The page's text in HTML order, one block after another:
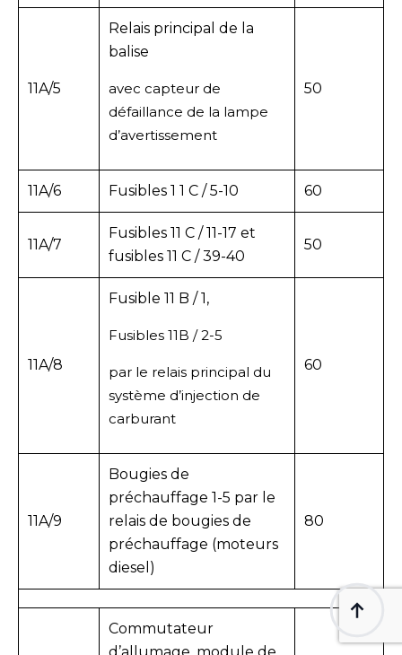
11A/5
Relais principal de la
balise
avec capteur de
défaillance de la lampe
d’avertissement
50
11A/6 Fusibles 1 1 C / 5-10 60
11A/7
Fusibles 11 C / 11-17 et
fusibles 11 C / 39-40
50
11A/8
Fusible 11 B / 1,
Fusibles 11B / 2-5
par le relais principal du
système d’injection de
carburant
60
11A/9
Bougies de
préchauffage 1-5 par le
relais de bougies de
préchauffage (moteurs
diesel)
80
Commutateur